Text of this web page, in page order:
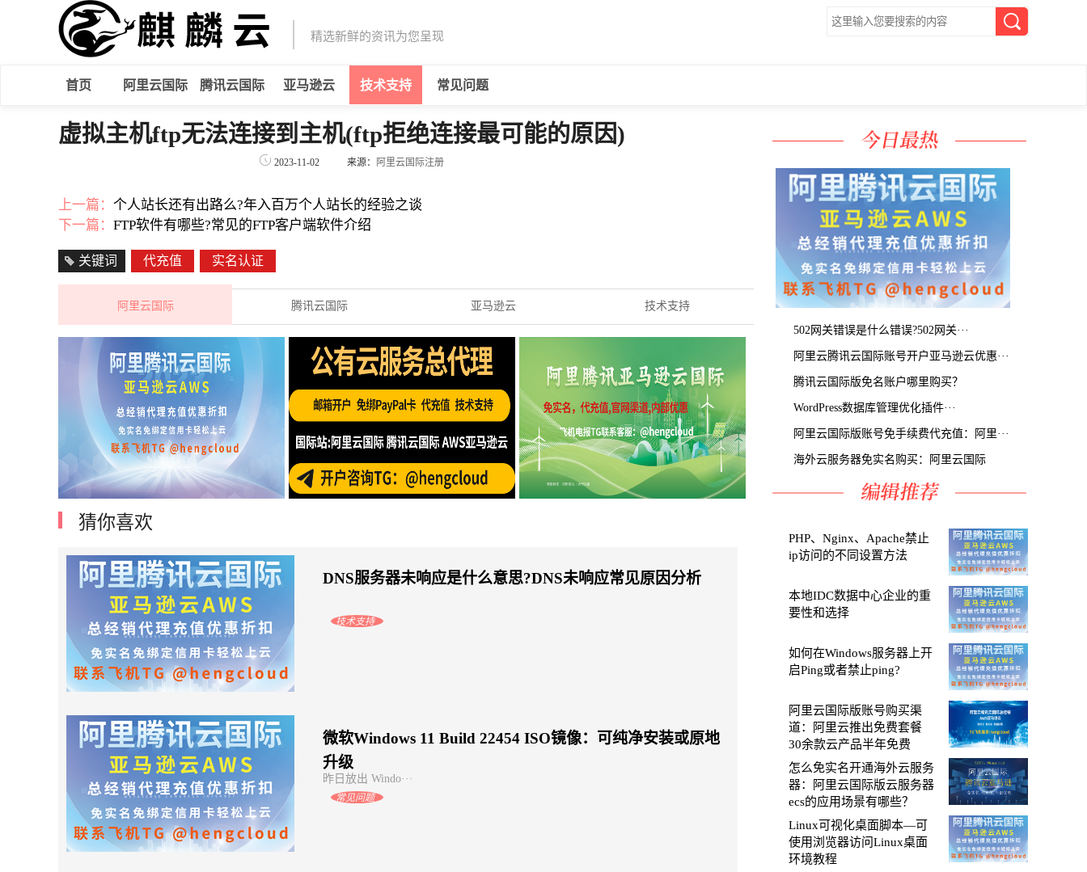
精选新鲜的资讯为您呈现
首页 阿里云国际 腾讯云国际 亚马逊云 技术支持 常见问题
502网关错误是什么错误?502网关···
阿里云腾讯云国际账号开户亚马逊云优惠···
腾讯云国际版免名账户哪里购买？
WordPress数据库管理优化插件···
阿里云国际版账号免手续费代充值：阿里···
海外云服务器免实名购买：阿里云国际
PHP、Nginx、Apache禁止
ip访问的不同设置方法
本地IDC数据中心企业的重
要性和选择
如何在Windows服务器上开
启Ping或者禁止ping?
阿里云国际版账号购买渠
道：阿里云推出免费套餐
30余款云产品半年免费
怎么免实名开通海外云服务
器：阿里云国际版云服务器
ecs的应用场景有哪些？
Linux可视化桌面脚本—可
使用浏览器访问Linux桌面
环境教程
虚拟主机ftp无法连接到主机(ftp拒绝连接最可能的原因)
2023-11-02 来源： 阿里云国际注册
上一篇： 个人站长还有出路么?年入百万个人站长的经验之谈
下一篇： FTP软件有哪些?常见的FTP客户端软件介绍
关键词 代充值 实名认证
阿里云国际 腾讯云国际 亚马逊云 技术支持
阿里云腾讯云国际账号开户亚马逊云优
猜你喜欢
DNS服务器未响应是什么意思?DNS未响应常见原因分析
技术支持
微软Windows 11 Build 22454 ISO镜像：可纯净安装或原地
升级
昨日放出 Windo···
常见问题